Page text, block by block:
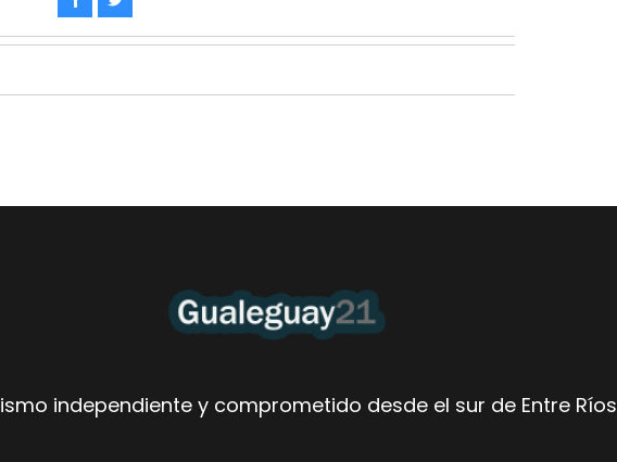
independiente y comprometido desde el sur de Entre Ríos